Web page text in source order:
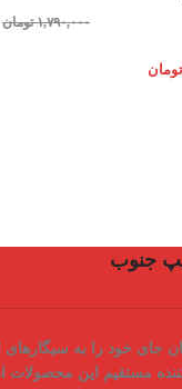
تومان
۱,۷۹۰,۰۰۰ تومان
جنوب
خود را به سیگارهای
مستقیم
این محصولات